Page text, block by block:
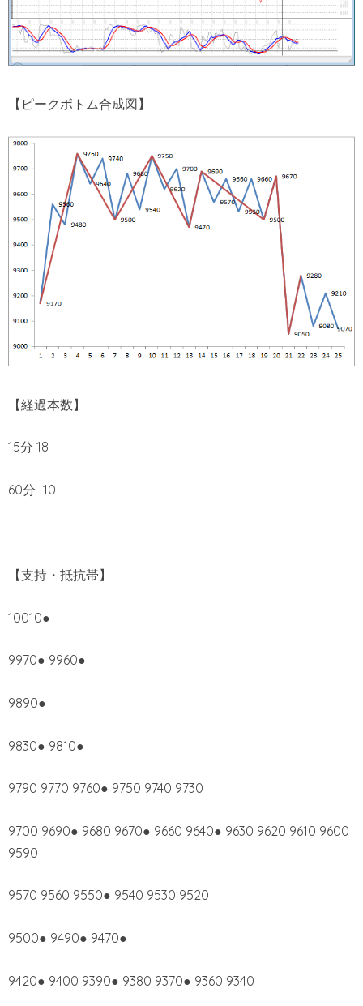
【ピークボトム合成図】
【経過本数】
15分 18
60分 -10
【支持・抵抗帯】
10010●
9970● 9960●
9890●
9830● 9810●
9790 9770 9760● 9750 9740 9730
9700 9690● 9680 9670● 9660 9640● 9630 9620 9610 9600
9590
9570 9560 9550● 9540 9530 9520
9500● 9490● 9470●
9420● 9400 9390● 9380 9370● 9360 9340